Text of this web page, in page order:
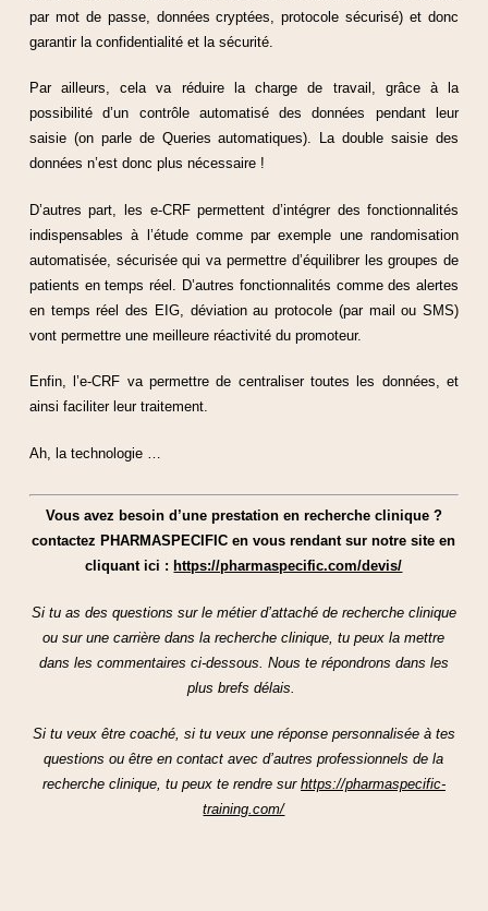
par mot de passe, données cryptées, protocole sécurisé) et donc
garantir la confidentialité et la sécurité.
Par ailleurs, cela va réduire la charge de travail, grâce à la
possibilité d’un contrôle automatisé des données pendant leur
saisie (on parle de Queries automatiques). La double saisie des
données n’est donc plus nécessaire !
D’autres part, les e-CRF permettent d’intégrer des fonctionnalités
indispensables à l’étude comme par exemple une randomisation
automatisée, sécurisée qui va permettre d’équilibrer les groupes de
patients en temps réel. D’autres fonctionnalités comme des alertes
en temps réel des EIG, déviation au protocole (par mail ou SMS)
vont permettre une meilleure réactivité du promoteur.
Enfin, l’e-CRF va permettre de centraliser toutes les données, et
ainsi faciliter leur traitement.
Ah, la technologie …
Vous avez besoin d’une prestation en recherche clinique ?
contactez PHARMASPECIFIC en vous rendant sur notre site en
cliquant ici : https://pharmaspecific.com/devis/
Si tu as des questions sur le métier d’attaché de recherche clinique
ou sur une carrière dans la recherche clinique, tu peux la mettre
dans les commentaires ci-dessous. Nous te répondrons dans les
plus brefs délais.
Si tu veux être coaché, si tu veux une réponse personnalisée à tes
questions ou être en contact avec d’autres professionnels de la
recherche clinique, tu peux te rendre sur https://pharmaspecific-
training.com/